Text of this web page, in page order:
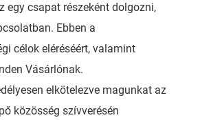
egy csapat részeként dolgozni,
Ebben a
célok eléréséért, valamint
Vásárlónak.
elkötelezve magunkat az
közösség szívverésén